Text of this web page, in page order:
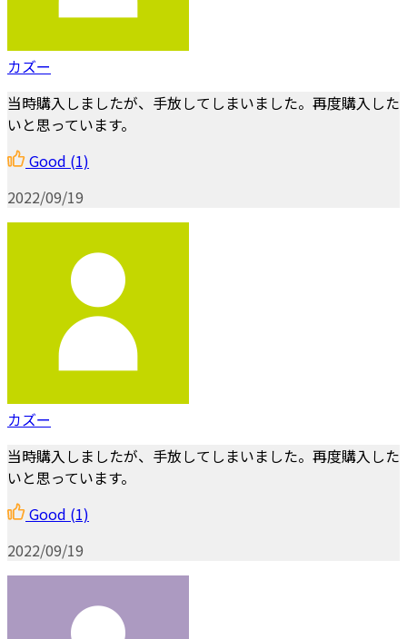
カズー
当時購入しましたが、手放してしまいました。再度購入した
いと思っています。
Good (1)
2022/09/19
カズー
当時購入しましたが、手放してしまいました。再度購入した
いと思っています。
Good (1)
2022/09/19